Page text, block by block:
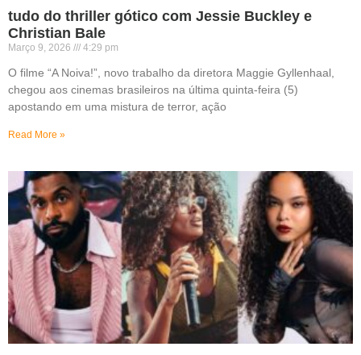
tudo do thriller gótico com Jessie Buckley e
Christian Bale
Março 9, 2026 4:29 pm
O filme “A Noiva!”, novo trabalho da diretora Maggie Gyllenhaal,
chegou aos cinemas brasileiros na última quinta-feira (5)
apostando em uma mistura de terror, ação
Read More »